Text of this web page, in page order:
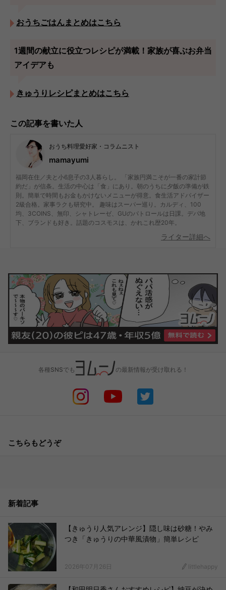
おうちごはんまとめはこちら
1週間の献立に役立つレシピが満載！家族が喜ぶお弁当
アイデアも
きゅうりレシピまとめはこちら
この記事を書いた人
おうち料理愛好家・コラムニスト
mamayumi
福岡在住／夫と小6息子の3人暮らし。 「家族円満こそが一番の家計節
約だ」が信条。生活の中心は「食」にあり。朝のうちに夕飯の準備が鉄
則。簡単で時間もお金もかけないメニューが得意。食生活アドバイザー
2級合格。家事ラクも研究中。 趣味はスーパー巡り。カルディ、100
均、3COINS、無印、シャトレーゼ、GUのパトロールは日課。デパ地
下、ブランドも好き。話題のコスモスは、かれこれ歴20年。
ライター詳細へ
各種SNSでも の最新情報が受け取れる！
こちらもどうぞ
新着記事
【きゅうり人気アレンジ】隠し味は砂糖！やみ
つき「きゅうりの中華風漬物」簡単レシピ
2026年07月26日 littlehappy